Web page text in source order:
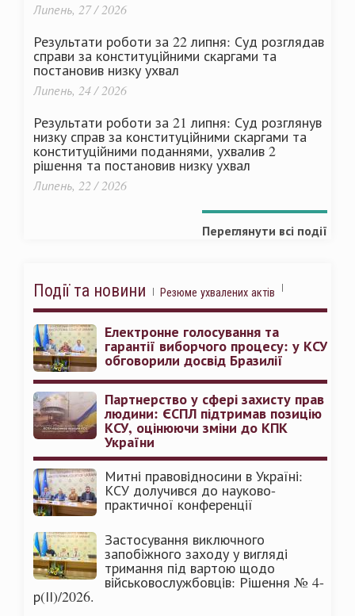
Липень, 27 / 2026
Результати роботи за 22 липня: Суд розглядав
справи за конституційними скаргами та
постановив низку ухвал
Липень, 24 / 2026
Результати роботи за 21 липня: Суд розглянув
низку справ за конституційними скаргами та
конституційними поданнями, ухвалив 2
рішення та постановив низку ухвал
Липень, 22 / 2026
Переглянути всі події
Події та новини Резюме ухвалених актів
Електронне голосування та
гарантії виборчого процесу: у КСУ
обговорили досвід Бразилії
Партнерство у сфері захисту прав
людини: ЄСПЛ підтримав позицію
КСУ, оцінюючи зміни до КПК
України
Митні правовідносини в Україні:
КСУ долучився до науково-
практичної конференції
Застосування виключного
запобіжного заходу у вигляді
тримання під вартою щодо
військовослужбовців: Рішення № 4-
р(ІІ)/2026.